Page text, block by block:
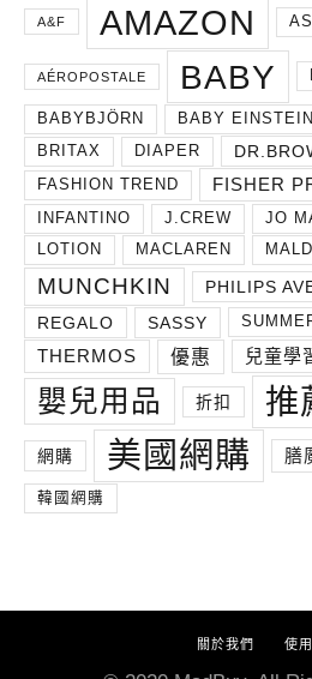
A&F AMAZON
AÉROPOSTALE BABY
BABYBJÖRN BABY EINSTEIN
BRITAX
DIAPER
FASHION TREND
FISHER
INFANTINO J.CREW JO
LOTION
MACLAREN
MUNCHKIN PHILIPS
REGALO SASSY
THERMOS 優惠 兒童學
嬰兒用品 折扣 推
網購 美國網購 膳
韓國網購
關於我們 使